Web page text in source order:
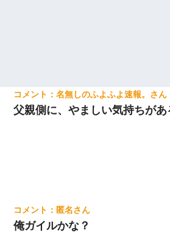
名無しのふよふよ速報。
父親側に、やましい気持ちが
匿名
俺ガイルかな？